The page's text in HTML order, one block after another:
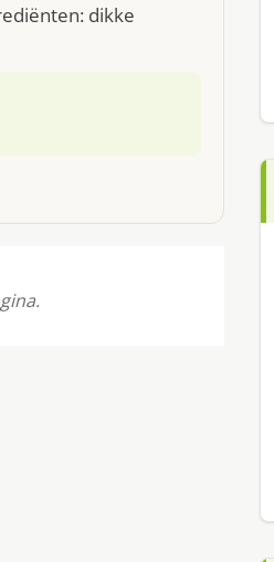
dikke